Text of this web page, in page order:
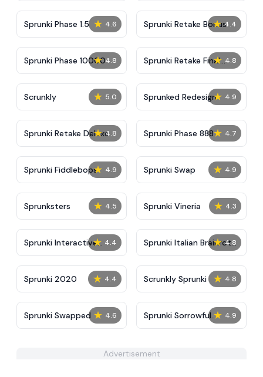
★ 4.6
Sprunki Phase 1.5 ★ 4.4
Sprunki Retake Bonus
★ 4.8
Sprunki Phase 10000 ★ 4.8
Sprunki Retake Final
Update
★ 5.0
Scrunkly ★ 4.9
Sprunked Redesign
★ 4.8
Sprunki Retake Deluxe ★ 4.7
Sprunki Phase 888
★ 4.9
Sprunki Fiddlebops ★ 4.9
Sprunki Swap
★ 4.5
Sprunksters ★ 4.3
Sprunki Vineria
★ 4.4
Sprunki Interactive
Tunner
★ 4.8
Sprunki Italian Brainrot
Mod
★ 4.4
Sprunki 2020 ★ 4.8
Scrunkly Sprunki
★ 4.6
Sprunki Swapped ★ 4.9
Sprunki Sorrowful
Demises
Advertisement